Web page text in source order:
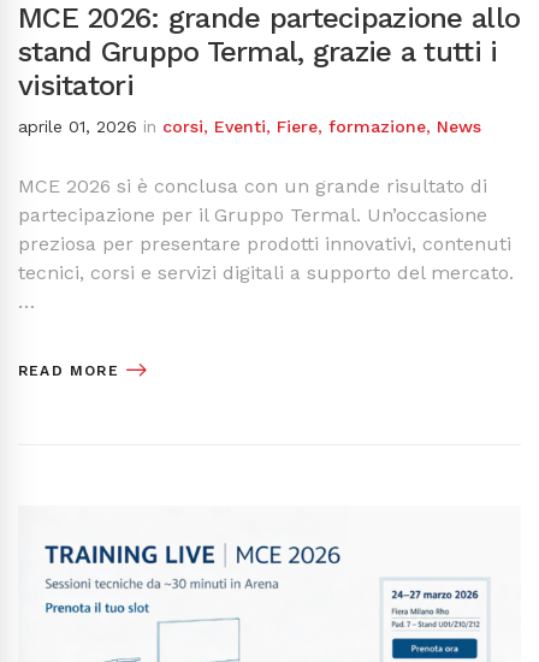
MCE 2026: grande partecipazione allo
stand Gruppo Termal, grazie a tutti i
visitatori
aprile 01, 2026 in corsi, Eventi, Fiere, formazione, News
MCE 2026 si è conclusa con un grande risultato di
partecipazione per il Gruppo Termal. Un’occasione
preziosa per presentare prodotti innovativi, contenuti
tecnici, corsi e servizi digitali a supporto del mercato.
…
READ MORE